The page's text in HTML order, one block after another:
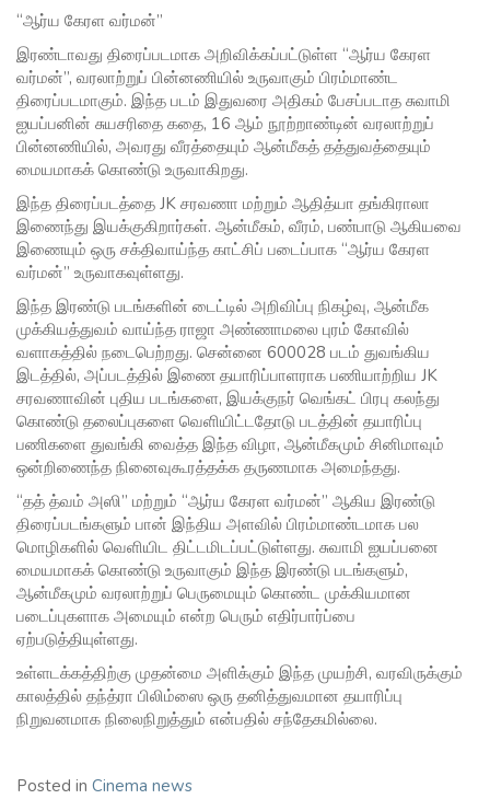
“ஆர்ய கேரள வர்மன்”
இரண்டாவது திரைப்படமாக அறிவிக்கப்பட்டுள்ள “ஆர்ய கேரள
வர்மன்”, வரலாற்றுப் பின்னணியில் உருவாகும் பிரம்மாண்ட
திரைப்படமாகும். இந்த படம் இதுவரை அதிகம் பேசப்படாத சுவாமி
ஐயப்பனின் சுயசரிதை கதை, 16 ஆம் நூற்றாண்டின் வரலாற்றுப்
பின்னணியில், அவரது வீரத்தையும் ஆன்மீகத் தத்துவத்தையும்
மையமாகக் கொண்டு உருவாகிறது.
இந்த திரைப்படத்தை JK சரவணா மற்றும் ஆதித்யா தங்கிராலா
இணைந்து இயக்குகிறார்கள். ஆன்மீகம், வீரம், பண்பாடு ஆகியவை
இணையும் ஒரு சக்திவாய்ந்த காட்சிப் படைப்பாக “ஆர்ய கேரள
வர்மன்” உருவாகவுள்ளது.
இந்த இரண்டு படங்களின் டைட்டில் அறிவிப்பு நிகழ்வு, ஆன்மீக
முக்கியத்துவம் வாய்ந்த ராஜா அண்ணாமலை புரம் கோவில்
வளாகத்தில் நடைபெற்றது. சென்னை 600028 படம் துவங்கிய
இடத்தில், அப்படத்தில் இணை தயாரிப்பாளராக பணியாற்றிய JK
சரவணாவின் புதிய படங்களை, இயக்குநர் வெங்கட் பிரபு கலந்து
கொண்டு தலைப்புகளை வெளியிட்டதோடு படத்தின் தயாரிப்பு
பணிகளை துவங்கி வைத்த இந்த விழா, ஆன்மீகமும் சினிமாவும்
ஒன்றிணைந்த நினைவுகூரத்தக்க தருணமாக அமைந்தது.
“தத் த்வம் அஸி” மற்றும் “ஆர்ய கேரள வர்மன்” ஆகிய இரண்டு
திரைப்படங்களும் பான் இந்திய அளவில் பிரம்மாண்டமாக பல
மொழிகளில் வெளியிட திட்டமிடப்பட்டுள்ளது. சுவாமி ஐயப்பனை
மையமாகக் கொண்டு உருவாகும் இந்த இரண்டு படங்களும்,
ஆன்மீகமும் வரலாற்றுப் பெருமையும் கொண்ட முக்கியமான
படைப்புகளாக அமையும் என்ற பெரும் எதிர்பார்ப்பை
ஏற்படுத்தியுள்ளது.
உள்ளடக்கத்திற்கு முதன்மை அளிக்கும் இந்த முயற்சி, வரவிருக்கும்
காலத்தில் தந்த்ரா பிலிம்ஸை ஒரு தனித்துவமான தயாரிப்பு
நிறுவனமாக நிலைநிறுத்தும் என்பதில் சந்தேகமில்லை.
Posted in Cinema news